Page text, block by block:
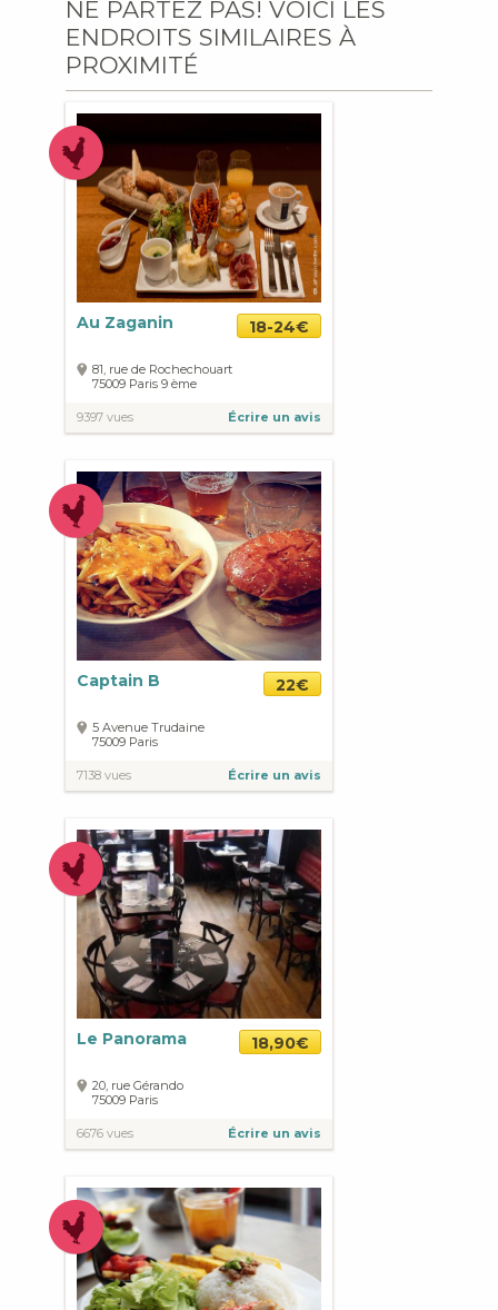
NE PARTEZ PAS! VOICI LES
ENDROITS SIMILAIRES À
PROXIMITÉ
Au Zaganin 18-24€
81, rue de Rochechouart
75009 Paris 9 ème
9397 vues Écrire un avis
Captain B 22€
5 Avenue Trudaine
75009 Paris
7138 vues Écrire un avis
Le Panorama 18,90€
20, rue Gérando
75009 Paris
6676 vues Écrire un avis